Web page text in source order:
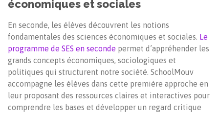
économiques et sociales
En seconde, les élèves découvrent les notions
fondamentales des sciences économiques et sociales. Le
programme de SES en seconde permet d’appréhender les
grands concepts économiques, sociologiques et
politiques qui structurent notre société. SchoolMouv
accompagne les élèves dans cette première approche en
leur proposant des ressources claires et interactives pour
comprendre les bases et développer un regard critique